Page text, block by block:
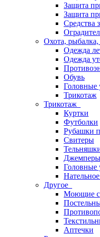
Защита
Защита
Средства
Охота,
Одежда
Одежда
Обувь
Головные
Трикотаж
Трикотаж
Куртки
Футболки
Рубашки
Свитеры
Джемперы
Головные
Другое
Моющие
Аптечки